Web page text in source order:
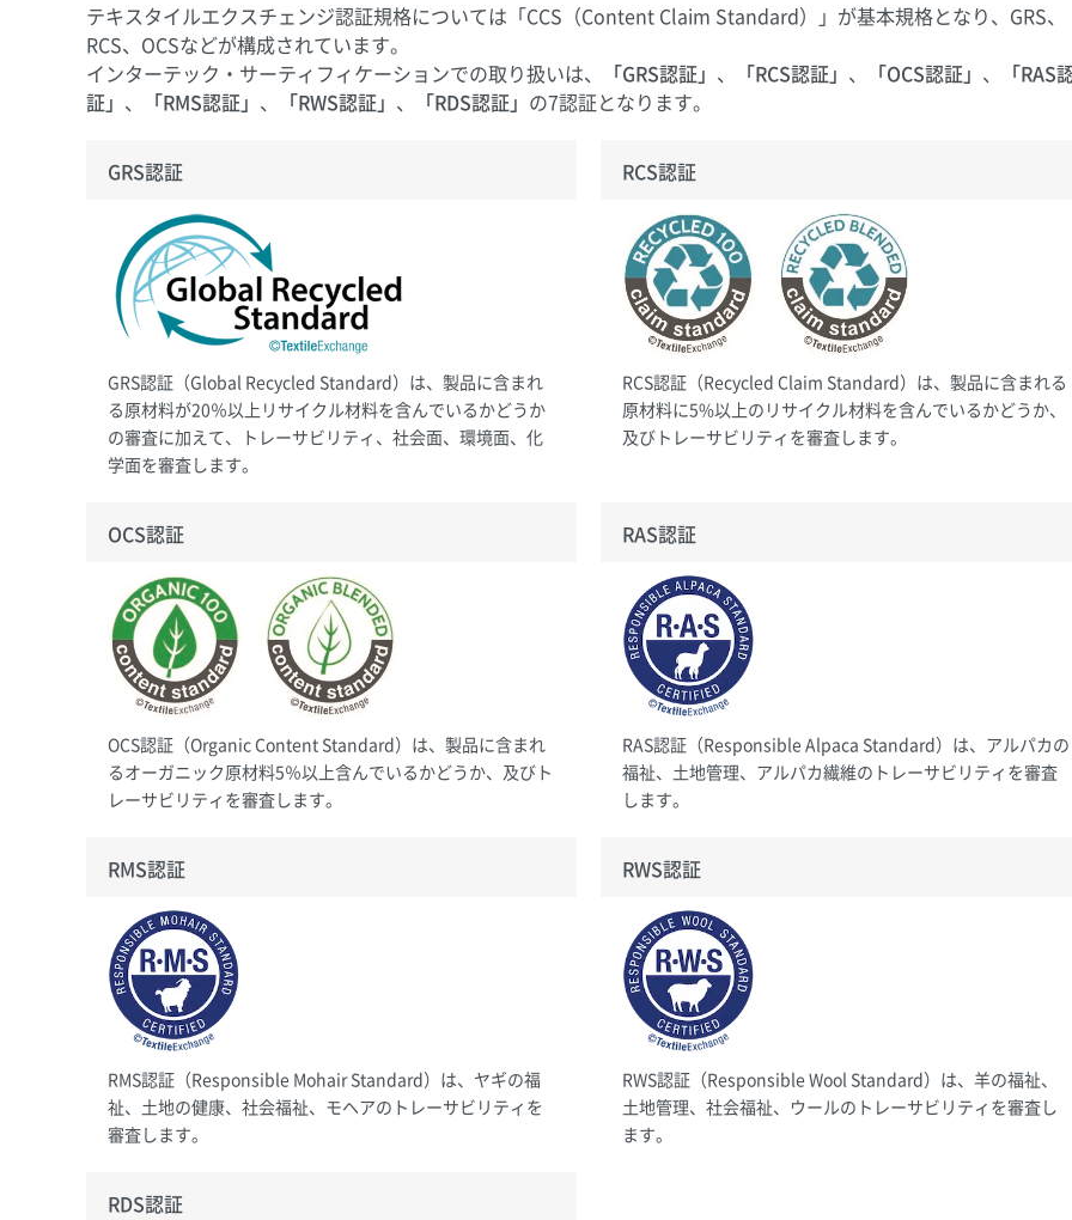
テキスタイルエクスチェンジ認証規格については「CCS（Content Claim Standard）」が基本規格となり、GRS、
RCS、OCSなどが構成されています。
インターテック・サーティフィケーションでの取り扱いは、
「GRS認証」 、 「RCS認証」 、 「OCS認証」 、
「RAS
証」 、 「RMS認証」 、 「RWS認証」 、 「RDS認証」 の7認証となります。
GRS認証
GRS認証（Global Recycled Standard）は、製品に含まれ
る原材料が20％以上リサイクル材料を含んでいるかどうか
の審査に加えて、トレーサビリティ、社会面、環境面、化
学面を審査します。
RCS認証
RCS認証（Recycled Claim Standard）は、製品に含まれる
原材料に5%以上のリサイクル材料を含んでいるかどうか、
及びトレーサビリティを審査します。
OCS認証
OCS認証（Organic Content Standard）は、製品に含まれ
るオーガニック原材料5％以上含んでいるかどうか、及びト
レーサビリティを審査します。
RAS認証
RAS認証（Responsible Alpaca Standard）は、アルパカの
福祉、土地管理、アルパカ繊維のトレーサビリティを審査
します。
RMS認証
RMS認証（Responsible Mohair Standard）は、ヤギの福
祉、土地の健康、社会福祉、モヘアのトレーサビリティを
審査します。
RWS認証
RWS認証（Responsible Wool Standard）は、羊の福祉、
土地管理、社会福祉、ウールのトレーサビリティを審査し
ます。
RDS認証